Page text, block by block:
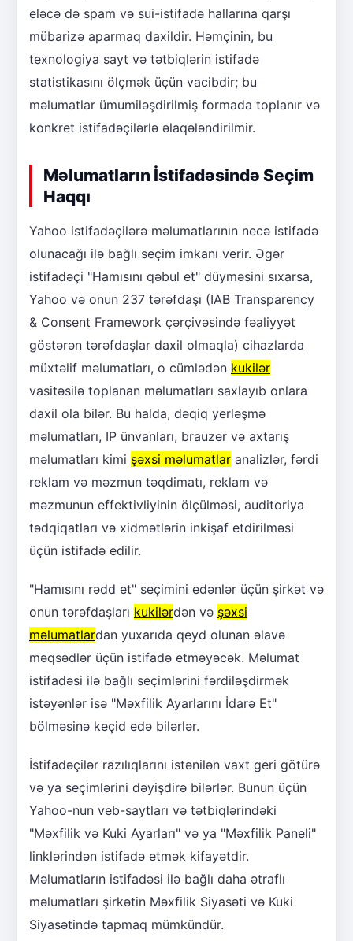
eləcə də spam və sui-istifadə hallarına qarşı
mübarizə aparmaq daxildir. Həmçinin, bu
texnologiya sayt və tətbiqlərin istifadə
statistikasını ölçmək üçün vacibdir; bu
məlumatlar ümumiləşdirilmiş formada toplanır və
konkret istifadəçilərlə əlaqələndirilmir.
Məlumatların İstifadəsində Seçim
Haqqı
Yahoo istifadəçilərə məlumatlarının necə istifadə
olunacağı ilə bağlı seçim imkanı verir. Əgər
istifadəçi "Hamısını qəbul et" düyməsini sıxarsa,
Yahoo və onun 237 tərəfdaşı (IAB Transparency
& Consent Framework çərçivəsində fəaliyyət
göstərən tərəfdaşlar daxil olmaqla) cihazlarda
müxtəlif məlumatları, o cümlədən kukilər
vasitəsilə toplanan məlumatları saxlayıb onlara
daxil ola bilər. Bu halda, dəqiq yerləşmə
məlumatları, IP ünvanları, brauzer və axtarış
məlumatları kimi şəxsi məlumatlar analizlər, fərdi
reklam və məzmun təqdimatı, reklam və
məzmunun effektivliyinin ölçülməsi, auditoriya
tədqiqatları və xidmətlərin inkişaf etdirilməsi
üçün istifadə edilir.
"Hamısını rədd et" seçimini edənlər üçün şirkət və
onun tərəfdaşları kukilərdən və şəxsi
məlumatlardan yuxarıda qeyd olunan əlavə
məqsədlər üçün istifadə etməyəcək. Məlumat
istifadəsi ilə bağlı seçimlərini fərdiləşdirmək
istəyənlər isə "Məxfilik Ayarlarını İdarə Et"
bölməsinə keçid edə bilərlər.
İstifadəçilər razılıqlarını istənilən vaxt geri götürə
və ya seçimlərini dəyişdirə bilərlər. Bunun üçün
Yahoo-nun veb-saytları və tətbiqlərindəki
"Məxfilik və Kuki Ayarları" və ya "Məxfilik Paneli"
linklərindən istifadə etmək kifayətdir.
Məlumatların istifadəsi ilə bağlı daha ətraflı
məlumatları şirkətin Məxfilik Siyasəti və Kuki
Siyasətində tapmaq mümkündür.